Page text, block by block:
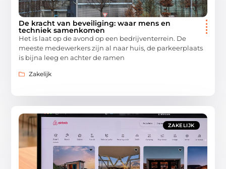
De kracht van beveiliging: waar mens en
techniek samenkomen
Het is laat op de avond op een bedrijventerrein. De
meeste medewerkers zijn al naar huis, de parkeerplaats
is bijna leeg en achter de ramen
Zakelijk
ZAKELIJK